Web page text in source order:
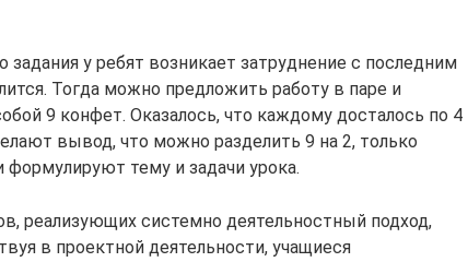
у ребят возникает затруднение с последним
Тогда можно предложить работу в паре и
9 конфет. Оказалось, что каждому досталось по 4
вывод, что можно разделить 9 на 2, только
формулируют тему и задачи урока.
реализующих системно деятельностный подход,
в проектной деятельности, учащиеся